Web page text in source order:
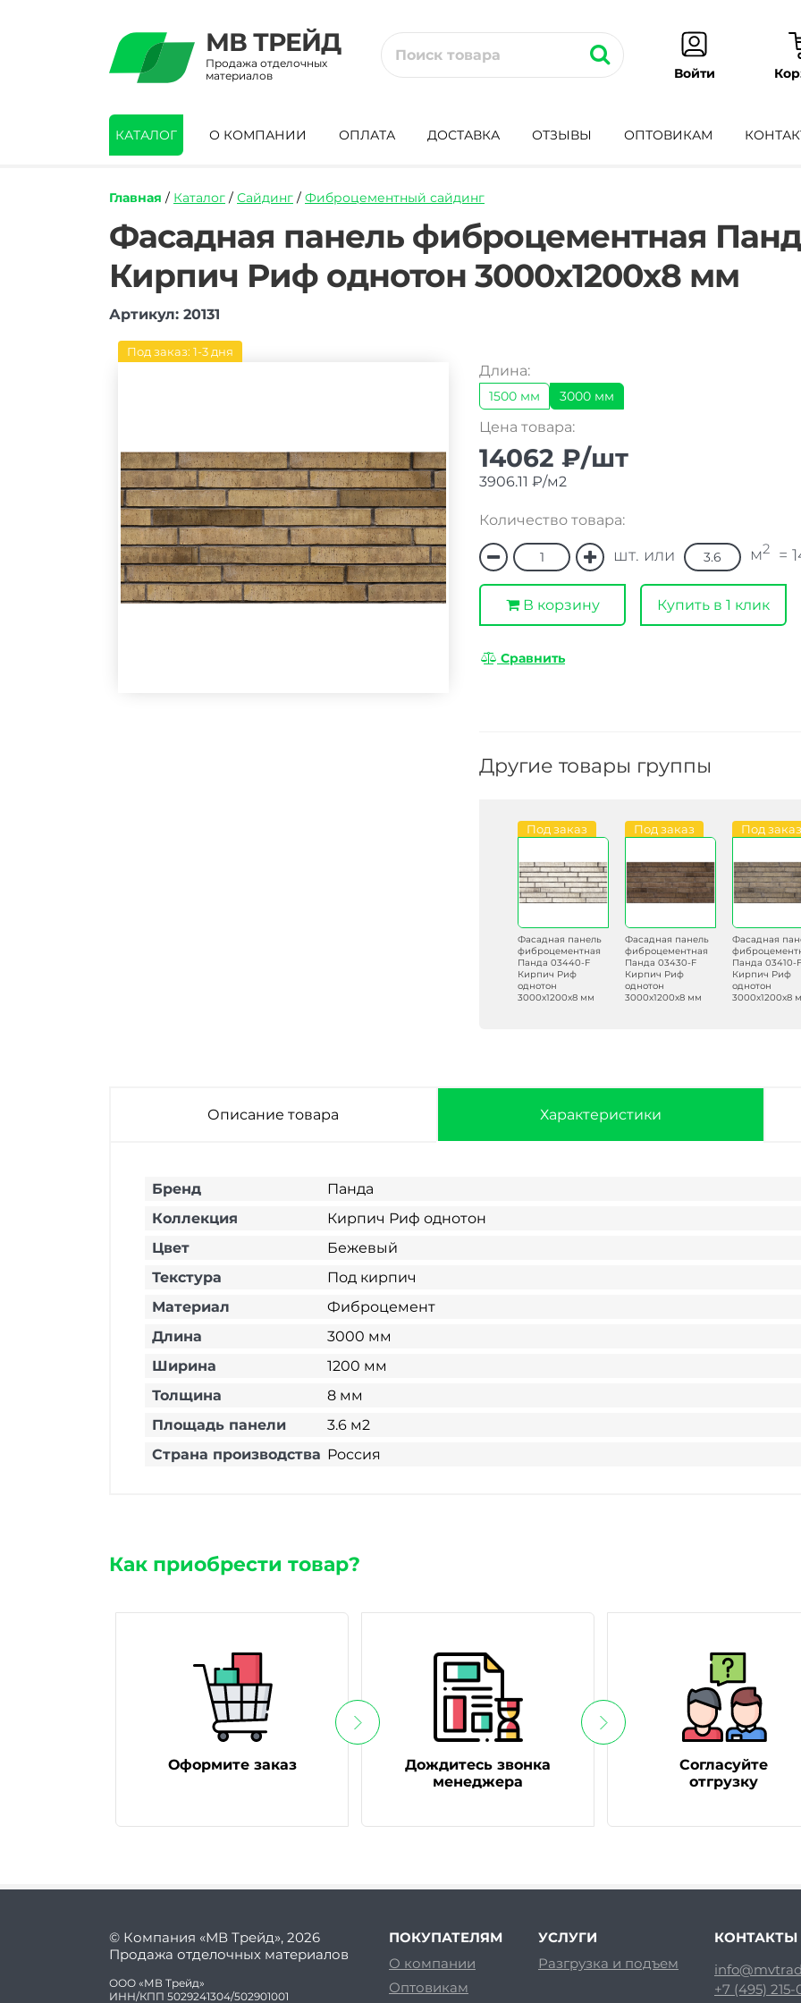
МВ ТРЕЙД
Продажа отделочных
материалов
Войти
КАТАЛОГ О КОМПАНИИ ОПЛАТА ДОСТАВКА ОТЗЫВЫ ОПТОВИКАМ
Главная / Каталог / Сайдинг / Фиброцементный сайдинг
https://mvtrade.ru/images/id/normal/fasadnaya-
panel-
panda-
03420-
f-
kirpich-
rif-
odnoton-
Фасадная панель фиброцементная
Кирпич Риф однотон 3000х1200х8 мм
Артикул: 20131
Под заказ: 1-3 дня
Длина:
1500 мм 3000 мм
Цена товара:
14062 ₽/шт
3906.11 ₽/м2
Количество товара:
шт. или м2 =
В корзину Купить в 1 клик
Сравнить
Другие товары группы
Под заказ
Фасадная панель
фиброцементная
Панда 03440-F
Кирпич Риф
однотон
3000х1200х8 мм
Под заказ
Фасадная панель
фиброцементная
Панда 03430-F
Кирпич Риф
однотон
3000х1200х8 мм
Под заказ
Фасадная
Панда 03410-F
Кирпич Риф
однотон
3000х1200х8
Описание товара Характеристики
Бренд
Панда
Коллекция
Кирпич Риф однотон
Цвет
Бежевый
Текстура
Под кирпич
Материал
Фиброцемент
Длина
3000 мм
Ширина
1200 мм
Толщина
8 мм
Площадь панели
3.6 м2
Страна производства Россия
Как приобрести товар?
Оформите заказ
Дождитесь звонка
менеджера
Согласуйте
отгрузку
© Компания «МВ Трейд», 2026
Продажа отделочных материалов
ООО «МВ Трейд»
ИНН/КПП 5029241304/502901001
ПОКУПАТЕЛЯМ
О компании
Оптовикам
УСЛУГИ
Разгрузка и подъем
КОНТАКТЫ
+7 (495)